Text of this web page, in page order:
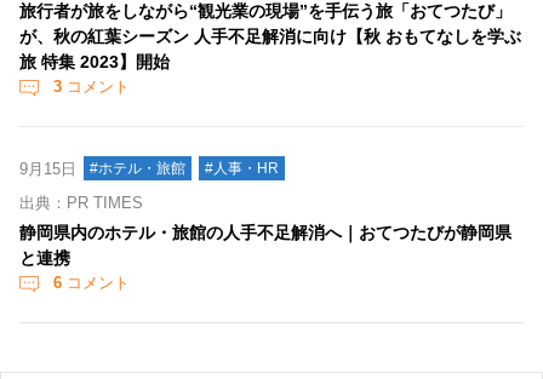
旅行者が旅をしながら“観光業の現場”を手伝う旅「おてつたび」
が、秋の紅葉シーズン 人手不足解消に向け【秋 おもてなしを学ぶ
旅 特集 2023】開始
3 コメント
9月15日 #ホテル・旅館 #人事・HR
出典：PR TIMES
静岡県内のホテル・旅館の人手不足解消へ｜おてつたびが静岡県
と連携
6 コメント